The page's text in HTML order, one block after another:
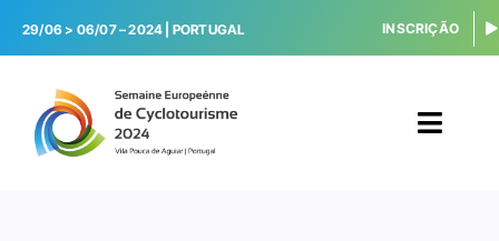
content
INSCRIÇÃO
29/06 > 06/07 – 2024 | PORTUGAL